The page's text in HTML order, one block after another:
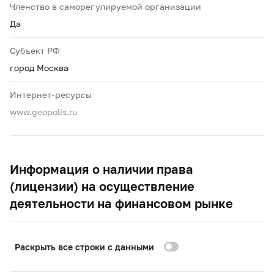
Членство в саморегулируемой организации
Да
Субъект РФ
город Москва
Интернет-ресурсы
www.geopolis.ru
Информация о наличии права
(лицензии) на осуществление
деятельности на финансовом рынке
Раскрыть все строки с данными